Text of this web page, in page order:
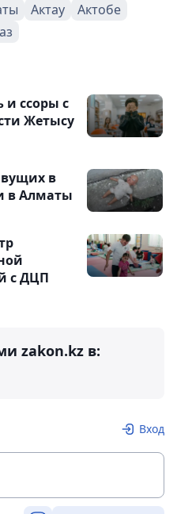
Актау
Актобе
и ссоры с
Жетысу
в
в Алматы
с ДЦП
zakon.kz в:
Вход